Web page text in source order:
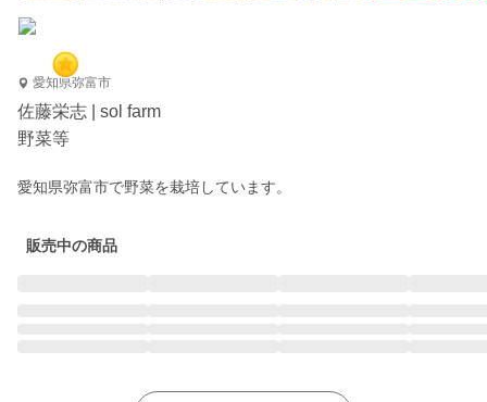
愛知県弥富市
佐藤栄志 | sol farm
野菜等
愛知県弥富市で野菜を栽培しています。
販売中の商品